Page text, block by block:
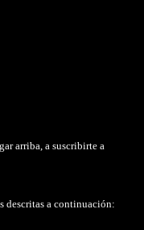
arriba, a suscribirte a
descritas a continuación: